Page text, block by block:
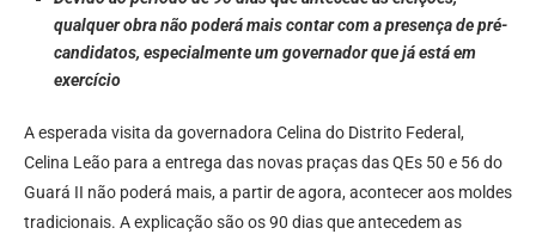
qualquer obra não poderá mais contar com a presença de pré-
candidatos, especialmente um governador que já está em
exercício
A esperada visita da governadora Celina do Distrito Federal,
Celina Leão para a entrega das novas praças das QEs 50 e 56 do
Guará II não poderá mais, a partir de agora, acontecer aos moldes
tradicionais. A explicação são os 90 dias que antecedem as